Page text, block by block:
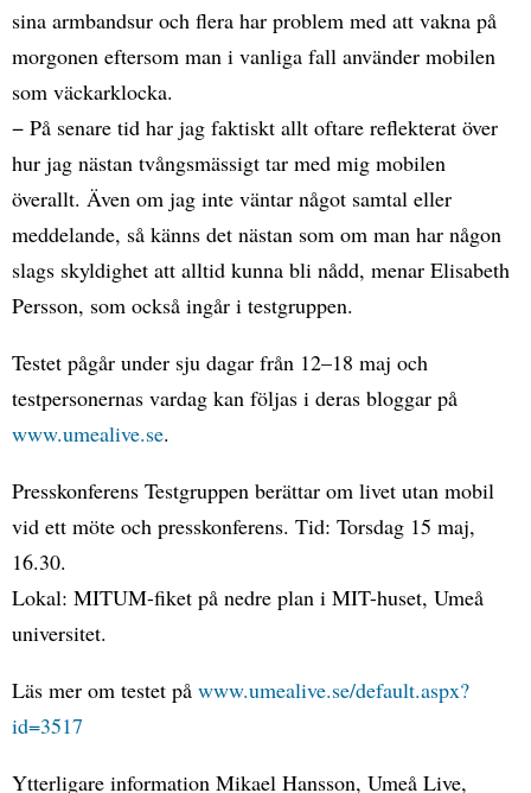
sina armbandsur och flera har problem med att vakna på
morgonen eftersom man i vanliga fall använder mobilen
som väckarklocka.
− På senare tid har jag faktiskt allt oftare reflekterat över
hur jag nästan tvångsmässigt tar med mig mobilen
överallt. Även om jag inte väntar något samtal eller
meddelande, så känns det nästan som om man har någon
slags skyldighet att alltid kunna bli nådd, menar Elisabeth
Persson, som också ingår i testgruppen.
Testet pågår under sju dagar från 12–18 maj och
testpersonernas vardag kan följas i deras bloggar på
www.umealive.se.
Presskonferens Testgruppen berättar om livet utan mobil
vid ett möte och presskonferens. Tid: Torsdag 15 maj,
16.30.
Lokal: MITUM-fiket på nedre plan i MIT-huset, Umeå
universitet.
Läs mer om testet på www.umealive.se/default.aspx?
id=3517
Ytterligare information Mikael Hansson, Umeå Live,